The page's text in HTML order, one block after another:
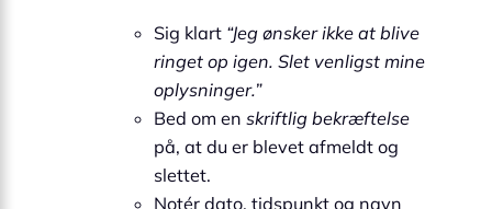
Sig klart “Jeg ønsker ikke at blive
ringet op igen. Slet venligst mine
oplysninger.”
Bed om en skriftlig bekræftelse
på, at du er blevet afmeldt og
slettet.
Notér dato, tidspunkt og navn